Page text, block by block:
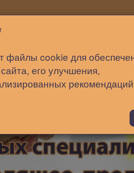
Помощь
файлы cookie для
его улучшения,